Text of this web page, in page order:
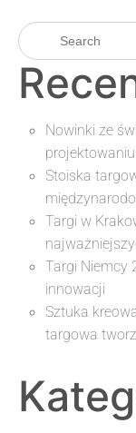
Nowinki ze
Stoiska
Targi w
Targi Niemcy
innowacji
Sztuka
targowa